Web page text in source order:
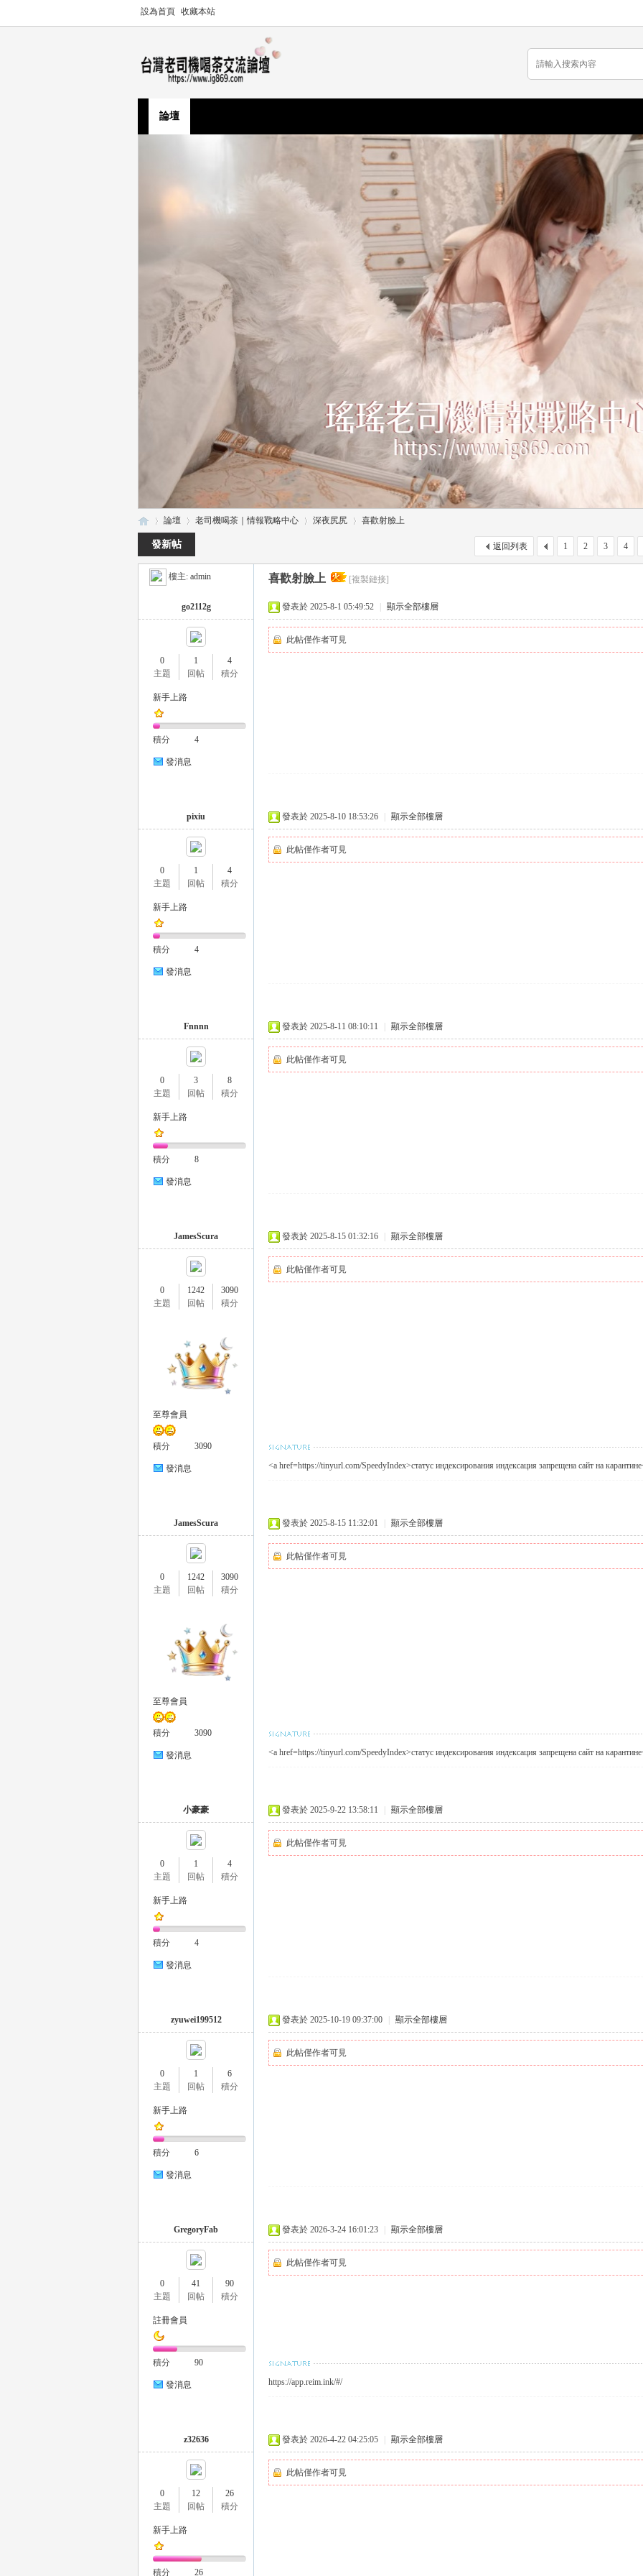
設為首頁 收藏本站
論壇
機
»
論壇
›
老司機喝茶｜情報戰略中心
›
深夜尻尻
›
喜歡射臉上
1 2 3 4
返回列表
發新帖
樓主: admin 喜歡射臉上 [複製鏈接]
go2112g
0
主題
1
回帖
4
積分
新手上路
積分 4
發消息
發表於 2025-8-1 05:49:52 顯示全部樓層
此帖僅作者可見
pixiu
0
主題
1
回帖
4
積分
新手上路
積分 4
發消息
發表於 2025-8-10 18:53:26 顯示全部樓層
此帖僅作者可見
Fnnnn
0
主題
3
回帖
8
積分
新手上路
積分 8
發消息
發表於 2025-8-11 08:10:11 顯示全部樓層
此帖僅作者可見
JamesScura
0
主題
1242
回帖
3090
積分
至尊會員
積分 3090
發消息
發表於 2025-8-15 01:32:16 顯示全部樓層
此帖僅作者可見
<a href=https://tinyurl.com/SpeedyIndex>статус индексирования индексация запрещена сайт на
JamesScura
0
主題
1242
回帖
3090
積分
至尊會員
積分 3090
發消息
發表於 2025-8-15 11:32:01 顯示全部樓層
此帖僅作者可見
<a href=https://tinyurl.com/SpeedyIndex>статус индексирования индексация запрещена сайт на
小豪豪
0
主題
1
回帖
4
積分
新手上路
積分 4
發消息
發表於 2025-9-22 13:58:11 顯示全部樓層
此帖僅作者可見
zyuwei199512
0
主題
1
回帖
6
積分
新手上路
積分 6
發消息
發表於 2025-10-19 09:37:00 顯示全部樓層
此帖僅作者可見
GregoryFab
0
主題
41
回帖
90
積分
註冊會員
積分 90
發消息
發表於 2026-3-24 16:01:23 顯示全部樓層
此帖僅作者可見
https://app.reim.ink/#/
z32636
0
主題
12
回帖
26
積分
新手上路
積分 26
發表於 2026-4-22 04:25:05 顯示全部樓層
此帖僅作者可見